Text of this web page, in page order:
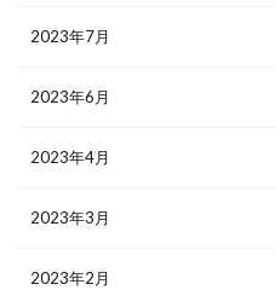
2023年7月
2023年6月
2023年4月
2023年3月
2023年2月